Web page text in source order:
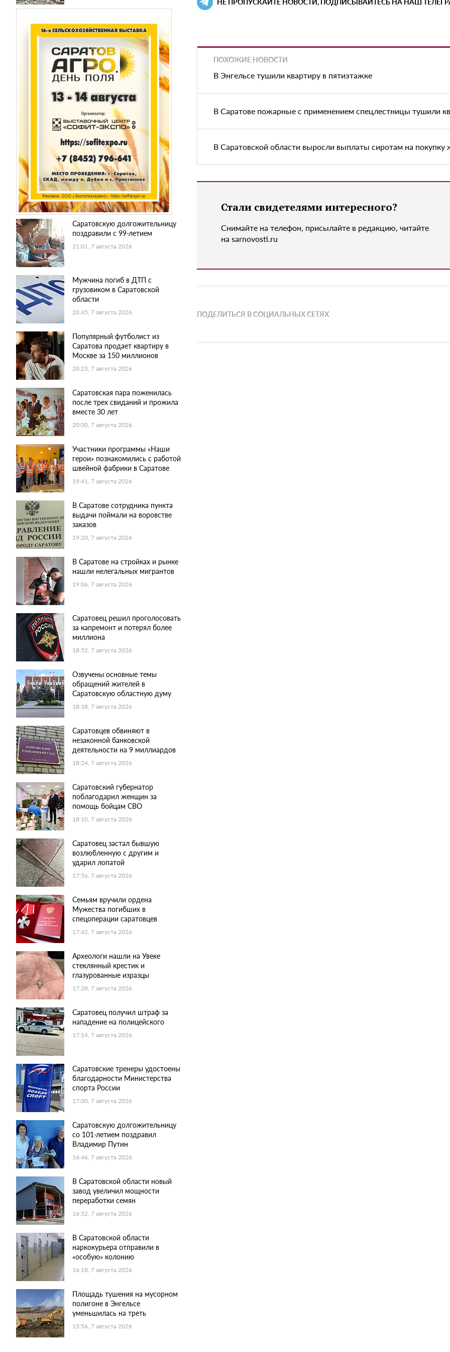
Саратовскую долгожительницу
поздравили с 99-летием
21:01, 7 августа 2026
Мужчина погиб в ДТП с
грузовиком в Саратовской
области
20:45, 7 августа 2026
Популярный футболист из
Саратова продает квартиру в
Москве за 150 миллионов
20:23, 7 августа 2026
Саратовская пара поженилась
после трех свиданий и прожила
вместе 30 лет
20:00, 7 августа 2026
Участники программы «Наши
герои» познакомились с работой
швейной фабрики в Саратове
19:41, 7 августа 2026
В Саратове сотрудника пункта
выдачи поймали на воровстве
заказов
19:20, 7 августа 2026
В Саратове на стройках и рынке
нашли нелегальных мигрантов
19:06, 7 августа 2026
Саратовец решил проголосовать
за капремонт и потерял более
миллиона
18:52, 7 августа 2026
Озвучены основные темы
обращений жителей в
Саратовскую областную думу
18:38, 7 августа 2026
Саратовцев обвиняют в
незаконной банковской
деятельности на 9 миллиардов
18:24, 7 августа 2026
Саратовский губернатор
поблагодарил женщин за
помощь бойцам СВО
18:10, 7 августа 2026
Саратовец застал бывшую
возлюбленную с другим и
ударил лопатой
17:56, 7 августа 2026
Семьям вручили ордена
Мужества погибших в
спецоперации саратовцев
17:42, 7 августа 2026
Археологи нашли на Увеке
стеклянный крестик и
глазурованные изразцы
17:28, 7 августа 2026
Саратовец получил штраф за
нападение на полицейского
17:14, 7 августа 2026
Саратовские тренеры удостоены
благодарности Министерства
спорта России
17:00, 7 августа 2026
Саратовскую долгожительницу
со 101-летием поздравил
Владимир Путин
16:46, 7 августа 2026
В Саратовской области новый
завод увеличил мощности
переработки семян
16:32, 7 августа 2026
В Саратовской области
наркокурьера отправили в
«особую» колонию
16:18, 7 августа 2026
Площадь тушения на мусорном
полигоне в Энгельсе
уменьшилась на треть
15:56, 7 августа 2026
ПОХОЖИЕ НОВОСТИ
В Энгельсе тушили квартиру в пятиэтажке
В Саратове пожарные с применением спецлестницы тушили
В Саратовской области выросли выплаты сиротам на покупку
Стали свидетелями интересного?
Снимайте на телефон, присылайте в редакцию, читайте
на sarnovosti.ru
ПОДЕЛИТЬСЯ В СОЦИАЛЬНЫХ СЕТЯХ